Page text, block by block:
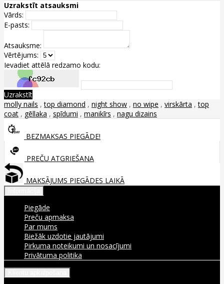
Uzrakstīt atsauksmi
Vārds:
E-pasts:
Atsauksme:
Vērtējums:
Ievadiet attēlā redzamo kodu:
Uzrakstīt
molly nails ,top diamond , night show , no wipe , virskārta ,top
coat , gēllaka , spīdumi , manikīrs , nagu dizains
BEZMAKSAS PIEGĀDE!
PREČU ATGRIEŠANA
MAKSĀJUMS PIEGĀDES LAIKĀ
Piegāde
Preču apmaksa
Par mums
Biežāk uzdotie jautājumi
Pirkuma noteikumi un nosacījumi
Privātuma politika